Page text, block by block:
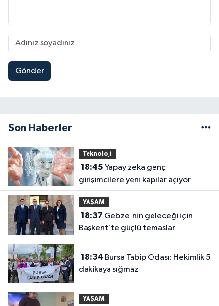
Gönder
Son Haberler
Teknoloji
18:45
girişimcilere yeni kapılar açıyor
YAŞAM
18:37
Başkent'te güçlü temaslar
18:34
dakikaya sığmaz
YAŞAM